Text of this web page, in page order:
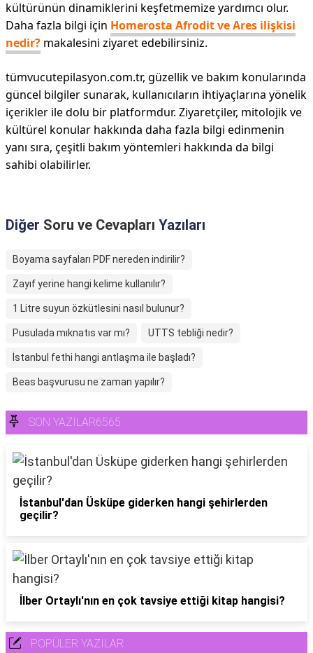
kültürünün dinamiklerini keşfetmemize yardımcı olur.
Daha fazla bilgi için Homerosta Afrodit ve Ares ilişkisi
nedir? makalesini ziyaret edebilirsiniz.
tümvucutepilasyon.com.tr, güzellik ve bakım konularında
güncel bilgiler sunarak, kullanıcıların ihtiyaçlarına yönelik
içerikler ile dolu bir platformdur. Ziyaretçiler, mitolojik ve
kültürel konular hakkında daha fazla bilgi edinmenin
yanı sıra, çeşitli bakım yöntemleri hakkında da bilgi
sahibi olabilirler.
Diğer Soru ve Cevapları Yazıları
Boyama sayfaları PDF nereden indirilir?
Zayıf yerine hangi kelime kullanılır?
1 Litre suyun özkütlesini nasıl bulunur?
Pusulada mıknatıs var mı? UTTS tebliği nedir?
İstanbul fethi hangi antlaşma ile başladı?
Beas başvurusu ne zaman yapılır?
SON YAZILAR6565
İstanbul'dan Üsküpe giderken hangi şehirlerden
geçilir?
İlber Ortaylı'nın en çok tavsiye ettiği kitap hangisi?
POPÜLER YAZILAR